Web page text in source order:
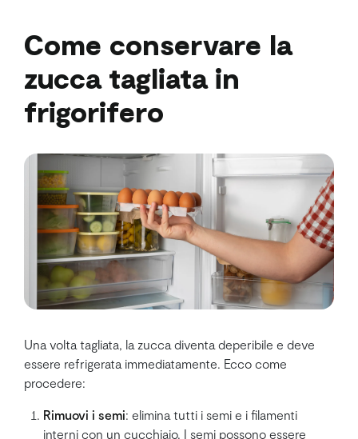
Come conservare la
zucca tagliata in
frigorifero
Una volta tagliata, la zucca diventa deperibile e deve
essere refrigerata immediatamente. Ecco come
procedere:
Rimuovi i semi: elimina tutti i semi e i filamenti
interni con un cucchiaio. I semi possono essere